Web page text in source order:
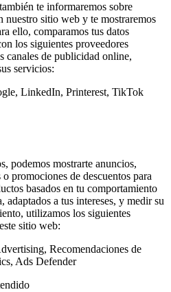
te informaremos sobre
nuestro sitio web y te mostraremos
ello, comparamos tus datos
los siguientes proveedores
canales de publicidad online,
servicios:
LinkedIn, Printerest, TikTok
podemos mostrarte anuncios,
promociones de descuentos para
basados en tu comportamiento
adaptados a tus intereses, y medir su
utilizamos los siguientes
sitio web:
Recomendaciones de
Ads Defender